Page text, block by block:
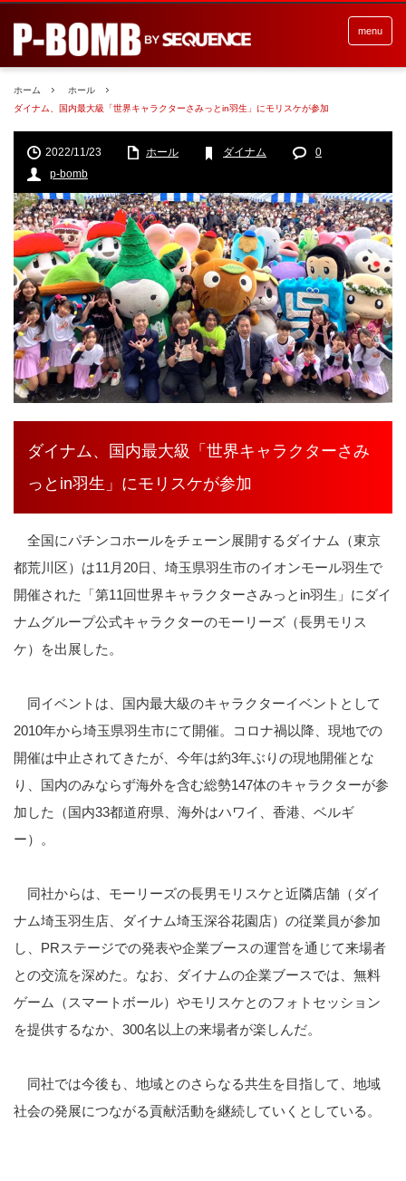
menu
ホーム
ホール
ダイナム、国内最大級「世界キャラクターさみっとin羽生」にモリスケが参加
2022/11/23 ホール ダイナム
0
p-bomb
ダイナム、国内最大級「世界キャラクターさみ
っとin羽生」にモリスケが参加
全国にパチンコホールをチェーン展開するダイナム（東京
都荒川区）は11月20日、埼玉県羽生市のイオンモール羽生で
開催された「第11回世界キャラクターさみっとin羽生」にダイ
ナムグループ公式キャラクターのモーリーズ（長男モリス
ケ）を出展した。
同イベントは、国内最大級のキャラクターイベントとして
2010年から埼玉県羽生市にて開催。コロナ禍以降、現地での
開催は中止されてきたが、今年は約3年ぶりの現地開催とな
り、国内のみならず海外を含む総勢147体のキャラクターが参
加した（国内33都道府県、海外はハワイ、香港、ベルギ
ー）。
同社からは、モーリーズの長男モリスケと近隣店舗（ダイ
ナム埼玉羽生店、ダイナム埼玉深谷花園店）の従業員が参加
し、PRステージでの発表や企業ブースの運営を通じて来場者
との交流を深めた。なお、ダイナムの企業ブースでは、無料
ゲーム（スマートボール）やモリスケとのフォトセッション
を提供するなか、300名以上の来場者が楽しんだ。
同社では今後も、地域とのさらなる共生を目指して、地域
社会の発展につながる貢献活動を継続していくとしている。